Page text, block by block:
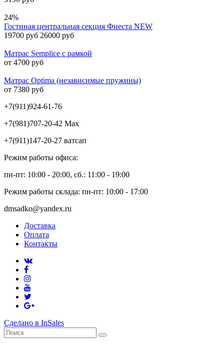
24%
Гостиная центральная секция Фиеста NEW
19700 руб 26000 руб
Матрас Semplice с рамкой
от 4700 руб
Матрас Optima (независимые пружины)
от 7380 руб
+7(911)924-61-76
+7(981)707-20-42 Max
+7(911)147-20-27 ватсап
Режим работы офиса:
пн-пт: 10:00 - 20:00, сб.: 11:00 - 19:00
Режим работы склада: пн-пт: 10:00 - 17:00
dmsadko@yandex.ru
Доставка
Оплата
Контакты
Сделано в InSales